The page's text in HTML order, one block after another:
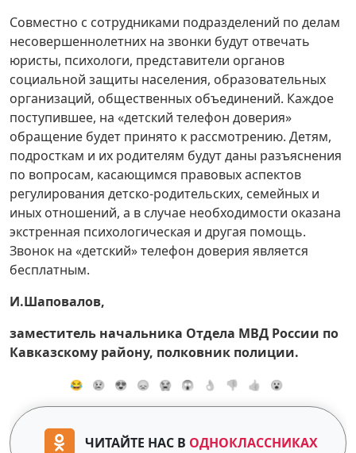
Совместно с сотрудниками подразделений по делам
несовершеннолетних на звонки будут отвечать
юристы, психологи, представители органов
социальной защиты населения, образовательных
организаций, общественных объединений. Каждое
поступившее, на «детский телефон доверия»
обращение будет принято к рассмотрению. Детям,
подросткам и их родителям будут даны разъяснения
по вопросам, касающимся правовых аспектов
регулирования детско-родительских, семейных и
иных отношений, а в случае необходимости оказана
экстренная психологическая и другая помощь.
Звонок на «детский» телефон доверия является
бесплатным.
И.Шаповалов,
заместитель начальника Отдела МВД России по
Кавказскому району, полковник полиции.
😂 😢 😍 😞 😭 😱 👌 👎 👍 😮
ЧИТАЙТЕ НАС В ОДНОКЛАССНИКАХ